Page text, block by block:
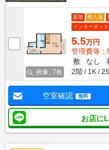
画像 : 7枚
新着 即入居
インターネッ
5.5万円
管理費等：
敷
なし
2階
1K
空室確認 無料
お店に